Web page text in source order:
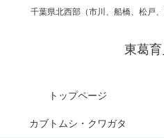
千葉県北西部（市川、船橋、松戸
東葛
トップページ
カブトムシ・クワガタ